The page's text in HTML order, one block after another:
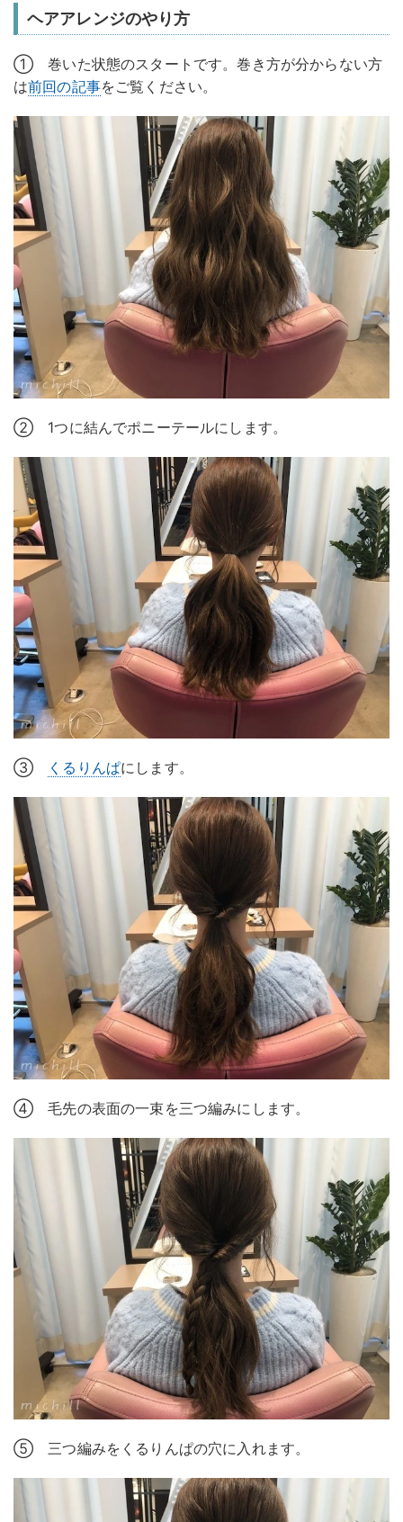
ヘアアレンジのやり方
① 巻いた状態のスタートです。巻き方が分からない方
は前回の記事をご覧ください。
② 1つに結んでポニーテールにします。
③ くるりんぱにします。
④ 毛先の表面の一束を三つ編みにします。
⑤ 三つ編みをくるりんぱの穴に入れます。